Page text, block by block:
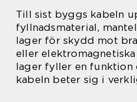
Till sist byggs kabeln
fyllnadsmaterial,
lager för skydd mot
eller
lager fyller en funktion
kabeln beter sig i